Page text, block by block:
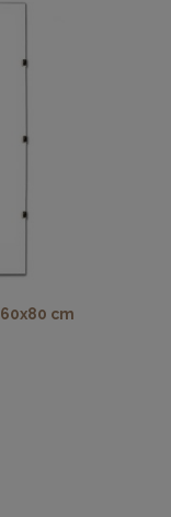
białym
cm